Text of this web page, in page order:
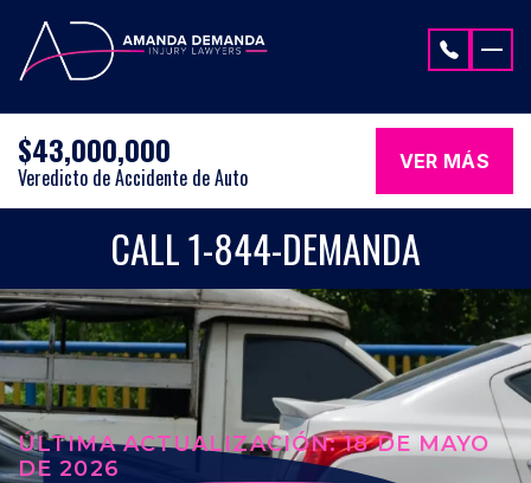
$43,000,000
Veredicto de Accidente de Auto
VER MÁS
CALL 1-844-DEMANDA
ÚLTIMA ACTUALIZACIÓN: 18 DE MAYO
DE 2026